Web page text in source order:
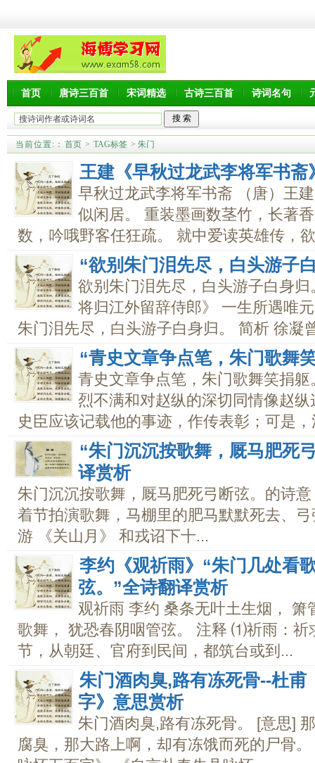
首页 唐诗三百首 宋词精选 古诗三百首 诗词名句
当前位置: ： 首页 > TAG标签 > 朱门
王建《早秋过龙武李将军书斋
早秋过龙武李将军书斋 （唐）王
似闲居。 重装墨画数茎竹，长著
数，吟哦野客任狂疏。 就中爱读英雄传，
“欲别朱门泪先尽，白头游子
欲别朱门泪先尽，白头游子白身
将归江外留辞侍郎》 一生所遇唯
朱门泪先尽，白头游子白身归。 简析 徐凝
“青史文章争点笔，朱门歌舞
青史文章争点笔，朱门歌舞笑捐
烈不满和对赵纵的深切同情像赵
史臣应该记载他的事迹，作传表彰；可是
“朱门沉沉按歌舞，厩马肥死
译赏析
朱门沉沉按歌舞，厩马肥死弓断弦。的诗
着节拍演歌舞，马棚里的肥马默默死去、
游 《关山月》 和戎诏下十...
李约《观祈雨》“朱门几处看
弦。”全诗翻译赏析
观祈雨 李约 桑条无叶土生烟，
歌舞， 犹恐春阴咽管弦。 注释 ⑴祈雨：祈
节，从朝廷、官府到民间，都筑台或到...
朱门酒肉臭,路有冻死骨--杜
字》意思赏析
朱门酒肉臭,路有冻死骨。 [意思]
腐臭，那大路上啊，却有冻饿而死的尸骨